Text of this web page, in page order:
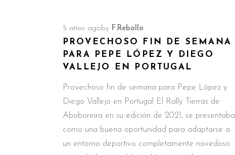
5 años ago by F.Rebollo
PROVECHOSO FIN DE SEMANA
PARA PEPE LÓPEZ Y DIEGO
VALLEJO EN PORTUGAL
Provechoso fin de semana para Pepe López y
Diego Vallejo en Portugal El Rally Tierras de
Aboboreira en su edición de 2021, se presentaba
como una buena oportunidad para adaptarse a
un entorno deportivo completamente novedoso